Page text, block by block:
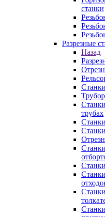
станки
Разрезные
Назад
трубаx